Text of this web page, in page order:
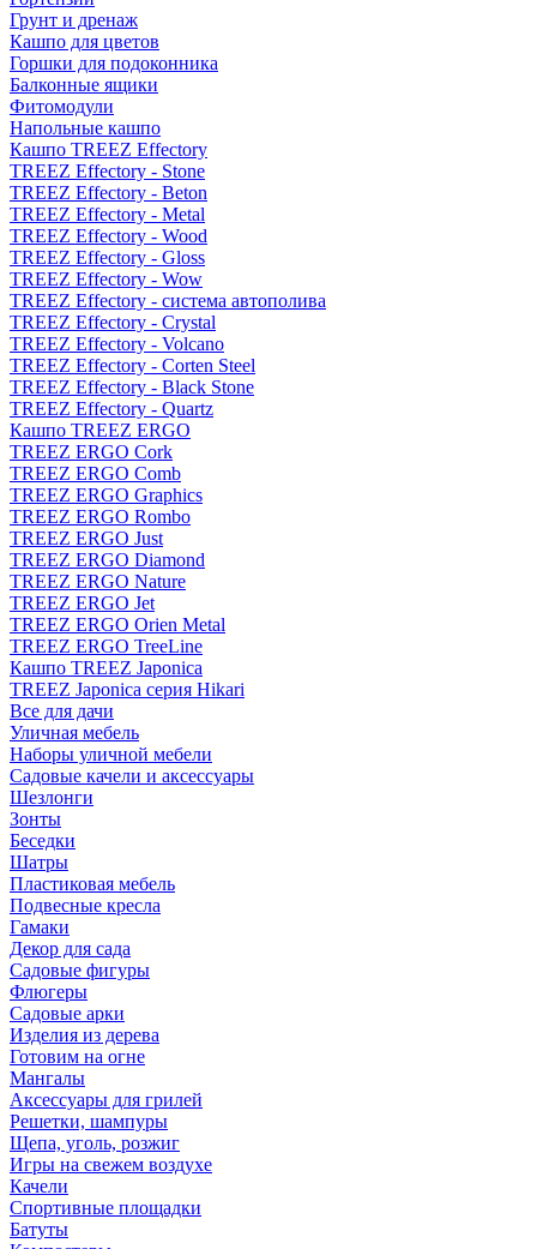
Грунт и дренаж
Кашпо для цветов
Горшки для подоконника
Балконные ящики
Фитомодули
Напольные кашпо
Кашпо TREEZ Effectory
TREEZ Effectory - Stone
TREEZ Effectory - Beton
TREEZ Effectory - Metal
TREEZ Effectory - Wood
TREEZ Effectory - Gloss
TREEZ Effectory - Wow
TREEZ Effectory - система автополива
TREEZ Effectory - Crystal
TREEZ Effectory - Volcano
TREEZ Effectory - Corten Steel
TREEZ Effectory - Black Stone
TREEZ Effectory - Quartz
Кашпо TREEZ ERGO
TREEZ ERGO Cork
TREEZ ERGO Comb
TREEZ ERGO Graphics
TREEZ ERGO Rombo
TREEZ ERGO Just
TREEZ ERGO Diamond
TREEZ ERGO Nature
TREEZ ERGO Jet
TREEZ ERGO Orien Metal
TREEZ ERGO TreeLine
Кашпо TREEZ Japonica
TREEZ Japonica серия Hikari
Все для дачи
Уличная мебель
Наборы уличной мебели
Садовые качели и аксессуары
Шезлонги
Зонты
Беседки
Шатры
Пластиковая мебель
Подвесные кресла
Гамаки
Декор для сада
Садовые фигуры
Флюгеры
Садовые арки
Изделия из дерева
Готовим на огне
Мангалы
Аксессуары для грилей
Решетки, шампуры
Щепа, уголь, розжиг
Игры на свежем воздухе
Качели
Спортивные площадки
Батуты